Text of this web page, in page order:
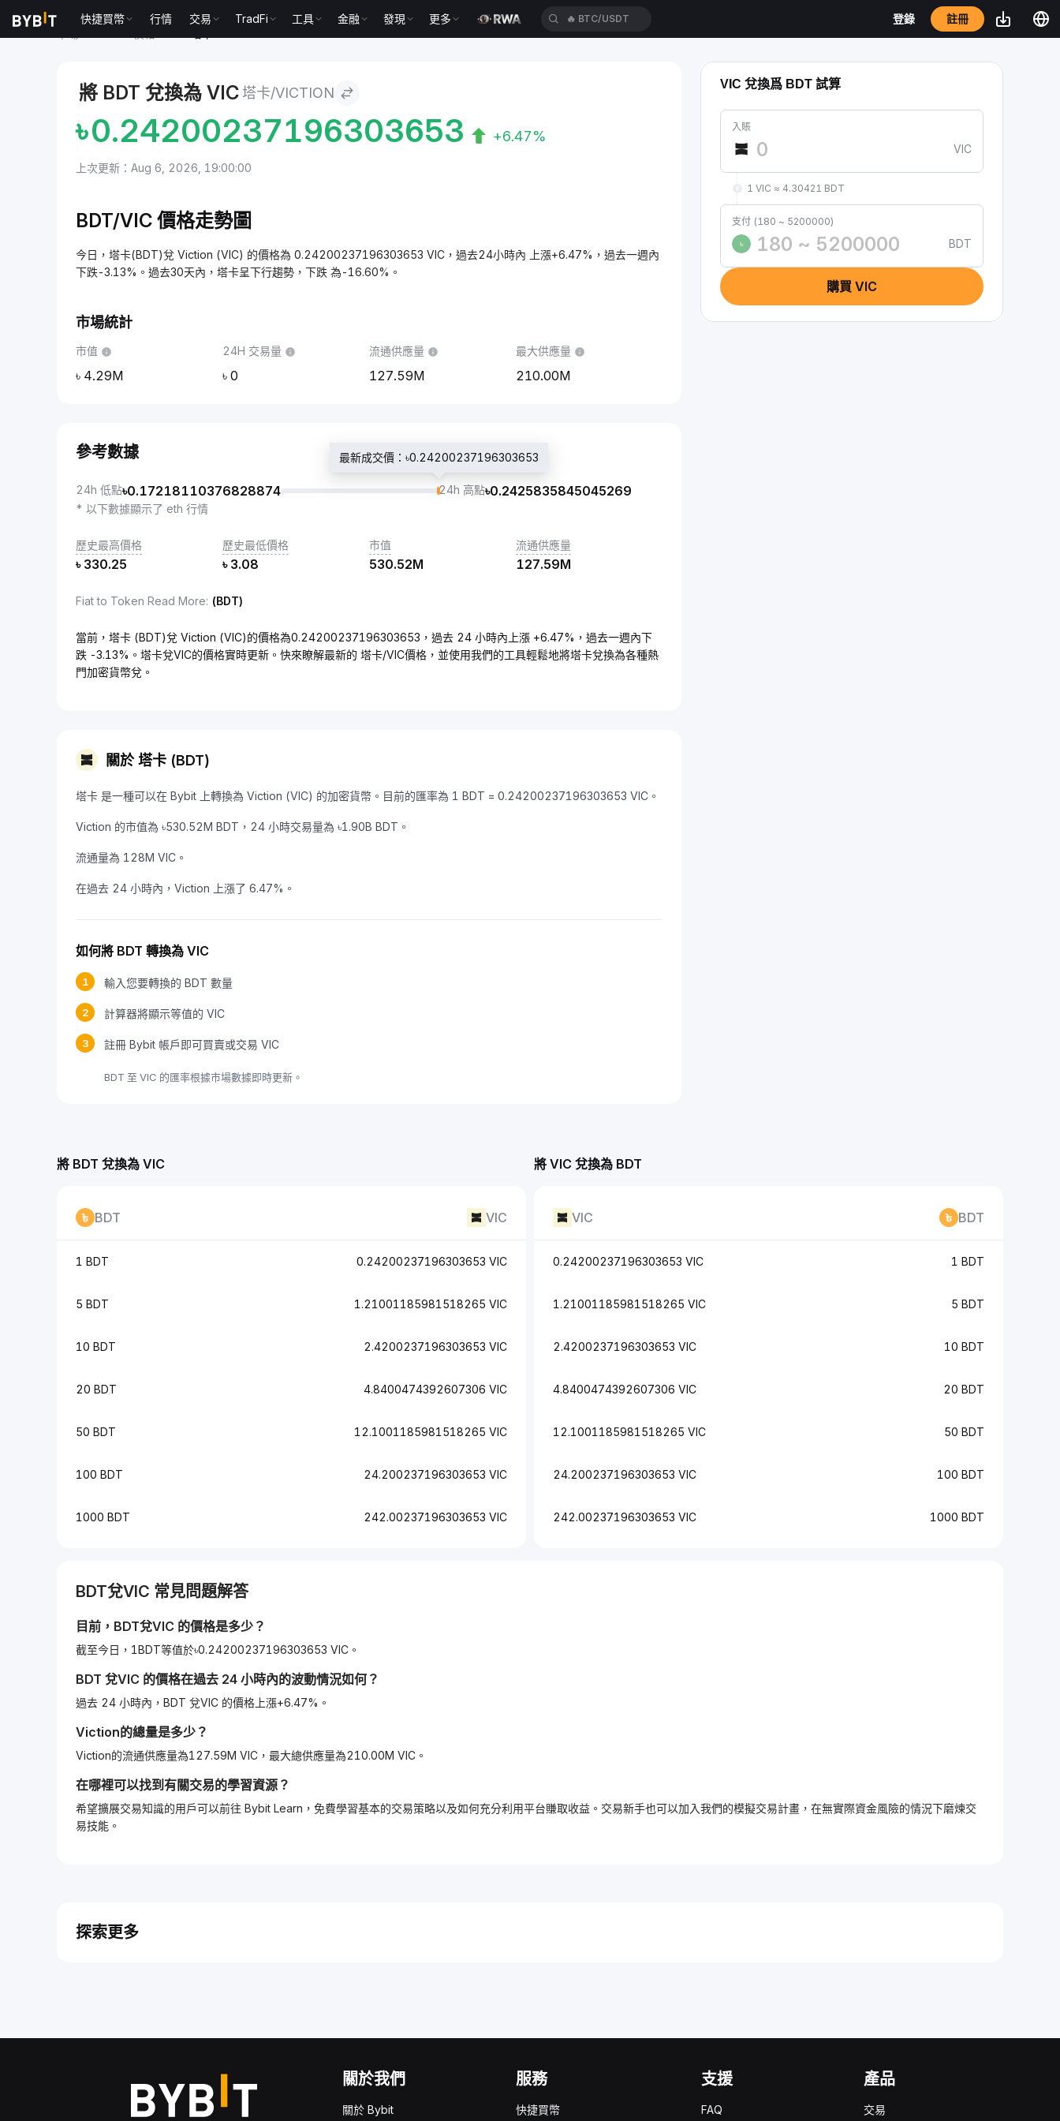
快捷買幣 行情 交易 TradFi 工具 金融 發現 更多 🔥 BTC/USDT 登錄 註冊
將 BDT 兌換為 VIC 塔卡/VICTION
৳0.24200237196303653 +6.47%
上次更新：Aug 6, 2026, 19:00:00
BDT/VIC 價格走勢圖
今日，塔卡(BDT)兌 Viction (VIC) 的價格為 0.24200237196303653 VIC，過去24小時內 上漲+6.47%，過去一週內
下跌-3.13%。過去30天內，塔卡呈下行趨勢，下跌 為-16.60%。
市場統計
市值
4.29M
24H 交易量
0
流通供應量
127.59M
最大供應量
210.00M
參考數據
24h 低點৳0.17218110376828874
最新成交價：৳0.24200237196303653
24h 高點৳0.2425835845045269
* 以下數據顯示了 eth 行情
歷史最高價格
৳ 330.25
歷史最低價格
৳ 3.08
市值
530.52M
流通供應量
127.59M
Fiat to Token Read More: (BDT)
當前，塔卡 (BDT)兌 Viction (VIC)的價格為0.24200237196303653，過去 24 小時內上漲 +6.47%，過去一週內下
跌 -3.13%。塔卡兌VIC的價格實時更新。快來瞭解最新的 塔卡/VIC價格，並使用我們的工具輕鬆地將塔卡兌換為各種熱
門加密貨幣兌。
關於 塔卡 (BDT)
塔卡 是一種可以在 Bybit 上轉換為 Viction (VIC) 的加密貨幣。目前的匯率為 1 BDT = 0.24200237196303653 VIC。
Viction 的市值為 ৳530.52M BDT，24 小時交易量為 ৳1.90B BDT。
流通量為 128M VIC。
在過去 24 小時內，Viction 上漲了 6.47%。
如何將 BDT 轉換為 VIC
1 輸入您要轉換的 BDT 數量
2 計算器將顯示等值的 VIC
3 註冊 Bybit 帳戶即可買賣或交易 VIC
BDT 至 VIC 的匯率根據市場數據即時更新。
VIC 兌換爲 BDT 試算
入賬
VIC
1 VIC ≈ 4.30421 BDT
支付 (180 ~ 5200000)
৳
BDT
購買 VIC
將 VIC 兌換為 BDT
VIC BDT
0.24200237196303653 VIC 1 BDT
1.21001185981518265 VIC 5 BDT
2.4200237196303653 VIC 10 BDT
4.8400474392607306 VIC 20 BDT
12.1001185981518265 VIC 50 BDT
24.200237196303653 VIC 100 BDT
242.00237196303653 VIC 1000 BDT
將 BDT 兌換為 VIC
BDT VIC
1 BDT 0.24200237196303653 VIC
5 BDT 1.21001185981518265 VIC
10 BDT 2.4200237196303653 VIC
20 BDT 4.8400474392607306 VIC
50 BDT 12.1001185981518265 VIC
100 BDT 24.200237196303653 VIC
1000 BDT 242.00237196303653 VIC
BDT兌VIC 常見問題解答
目前， BDT兌VIC 的價格是多少？
截至今日，1BDT等值於৳0.24200237196303653 VIC。
BDT 兌VIC 的價格在過去 24 小時內的波動情況如何？
過去 24 小時內，BDT 兌VIC 的價格上漲+6.47%。
Viction的總量是多少？
Viction的流通供應量為127.59M VIC，最大總供應量為210.00M VIC。
在哪裡可以找到有關交易的學習資源？
希望擴展交易知識的用戶可以前往 Bybit Learn，免費學習基本的交易策略以及如何充分利用平台賺取收益。交易新手也可以加入我們的模擬交易計畫，在無實際資金風險的情況下磨煉交
易技能。
探索更多
關於我們
關於 Bybit
服務
快捷買幣
支援
FAQ
產品
交易